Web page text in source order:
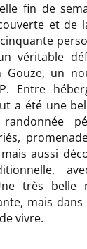
fin de
et de
véritable
Gouze, un
Entre
a été une
aussi
très belle
mais dans
vivre.